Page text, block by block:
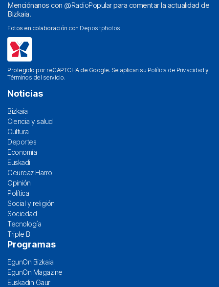
Menciónanos con @RadioPopularpara comentar la actualidad de
Bizkaia.
Fotos en colaboración con Depositphotos
Protegido por reCAPTCHA de Google. Se aplican su Política de Privacidad y
Términos del servicio.
Noticias
Bizkaia
Ciencia y salud
Cultura
Deportes
Economía
Euskadi
Geureaz Harro
Opinión
Política
Social y religión
Sociedad
Tecnología
Triple B
Programas
EgunOn Bizkaia
EgunOn Magazine
Euskadin Gaur